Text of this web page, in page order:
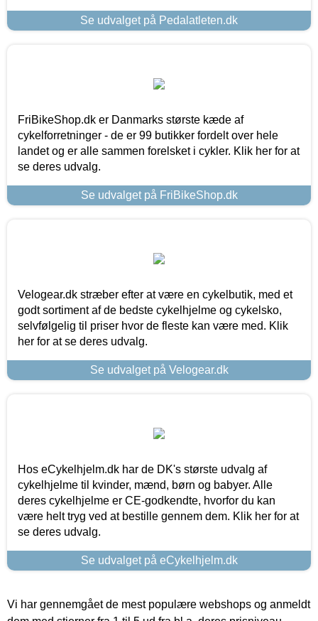
Se udvalget på Pedalatleten.dk
FriBikeShop.dk er Danmarks største kæde af
cykelforretninger - de er 99 butikker fordelt over hele
landet og er alle sammen forelsket i cykler. Klik her for at
se deres udvalg.
Se udvalget på FriBikeShop.dk
Velogear.dk stræber efter at være en cykelbutik, med et
godt sortiment af de bedste cykelhjelme og cykelsko,
selvfølgelig til priser hvor de fleste kan være med. Klik
her for at se deres udvalg.
Se udvalget på Velogear.dk
Hos eCykelhjelm.dk har de DK's største udvalg af
cykelhjelme til kvinder, mænd, børn og babyer. Alle
deres cykelhjelme er CE-godkendte, hvorfor du kan
være helt tryg ved at bestille gennem dem. Klik her for at
se deres udvalg.
Se udvalget på eCykelhjelm.dk
Vi har gennemgået de mest populære webshops og anmeldt